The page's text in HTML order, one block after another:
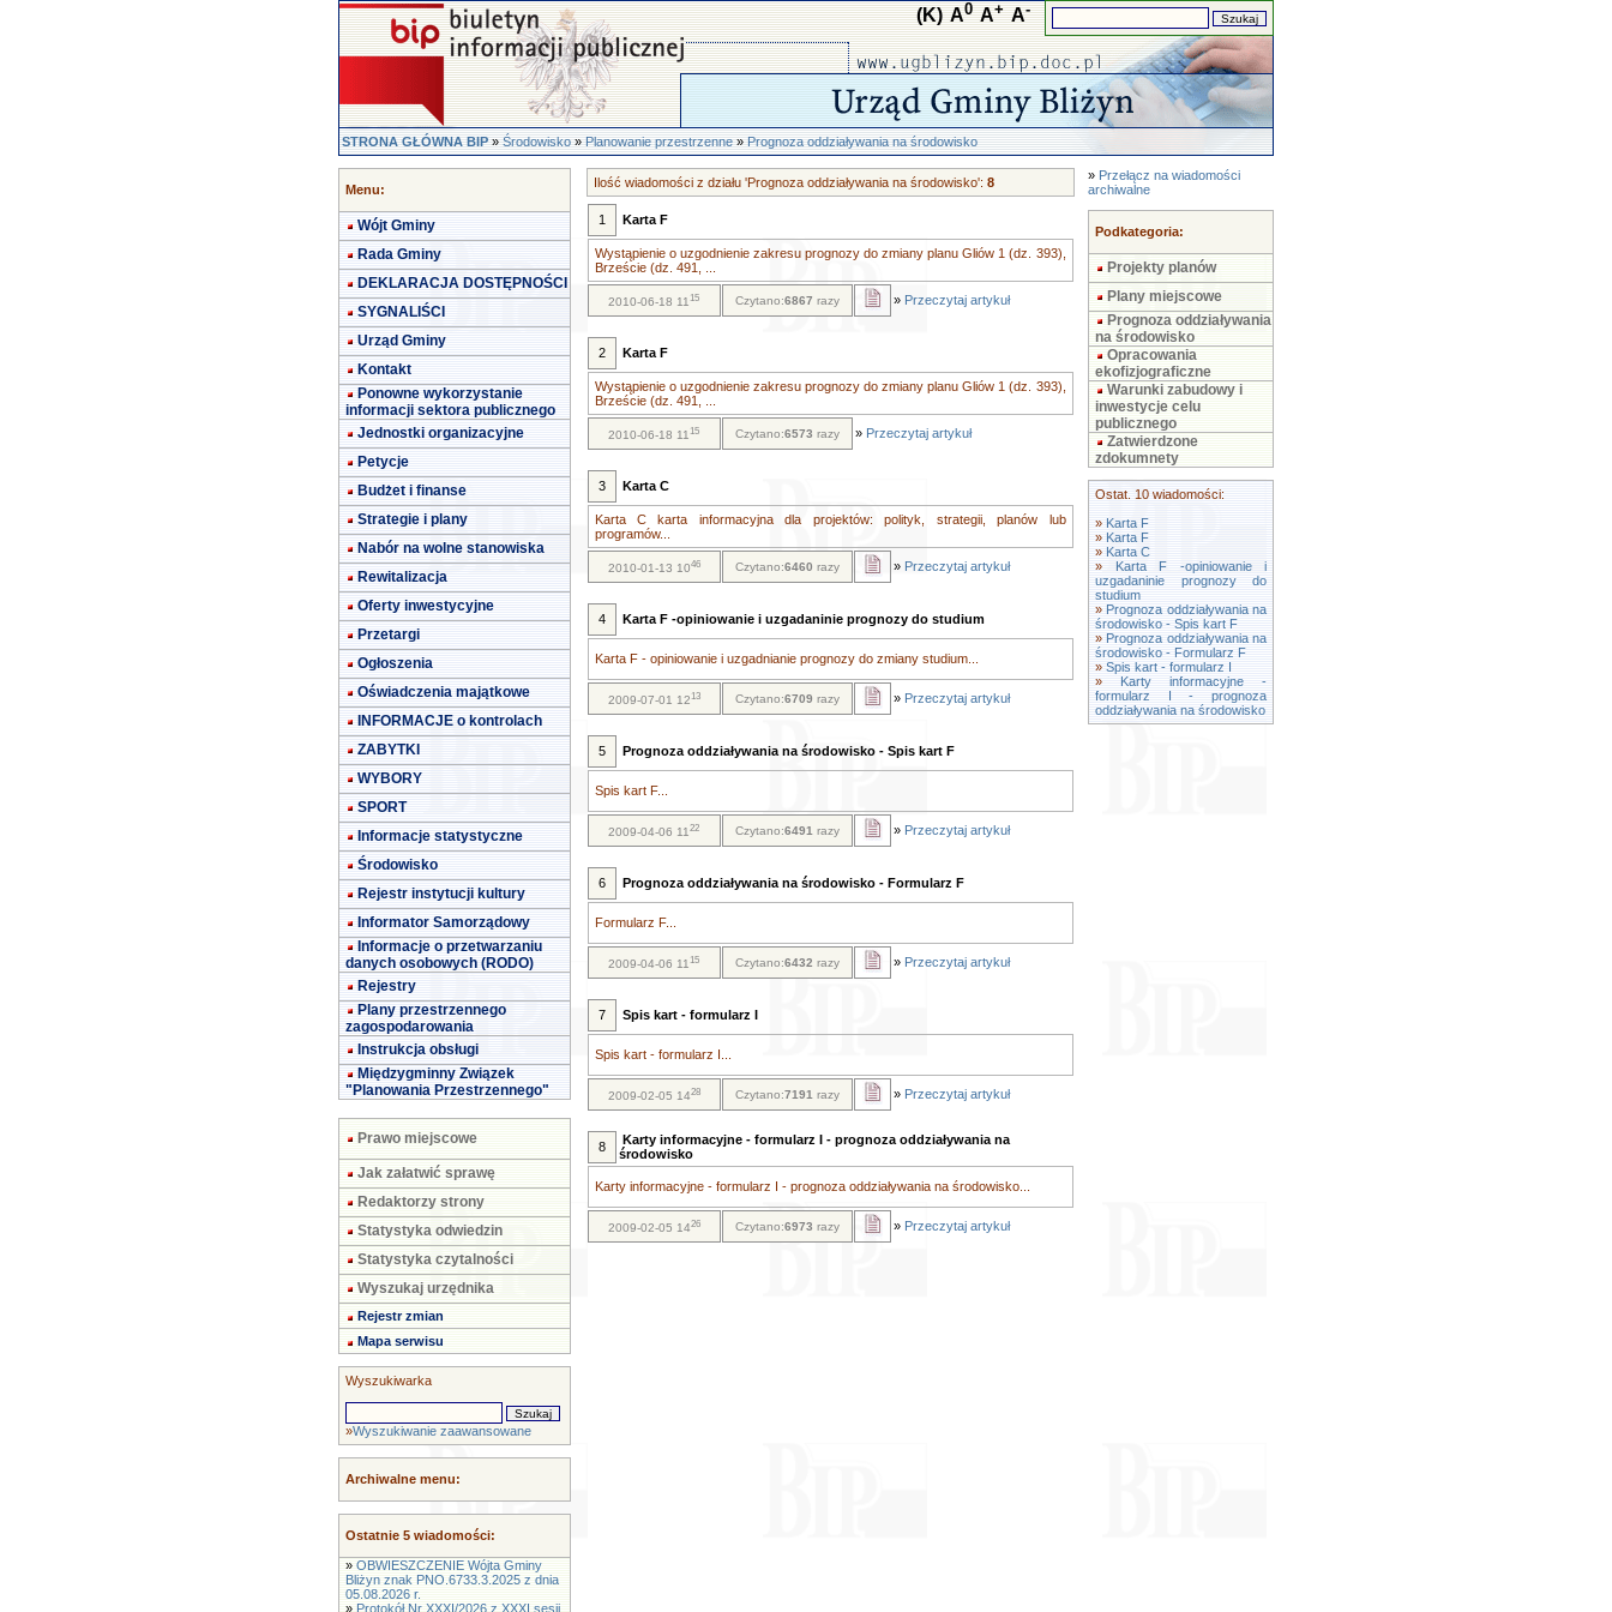
(K) A0 A+ A-
STRONA GŁÓWNA BIP»Środowisko»Planowanie przestrzenne»Prognoza oddziaływania na środowisko
Menu:
Wójt Gminy
Rada Gminy
DEKLARACJA DOSTĘPNOŚCI
SYGNALIŚCI
Urząd Gminy
Kontakt
Ponowne wykorzystanie
informacji sektora publicznego
Jednostki organizacyjne
Petycje
Budżet i finanse
Strategie i plany
Nabór na wolne stanowiska
Rewitalizacja
Oferty inwestycyjne
Przetargi
Ogłoszenia
Oświadczenia majątkowe
INFORMACJE o kontrolach
ZABYTKI
WYBORY
SPORT
Informacje statystyczne
Środowisko
Rejestr instytucji kultury
Informator Samorządowy
Informacje o przetwarzaniu
danych osobowych (RODO)
Rejestry
Plany przestrzennego
zagospodarowania
Instrukcja obsługi
Międzygminny Związek
"Planowania Przestrzennego"
Prawo miejscowe
Jak załatwić sprawę
Redaktorzy strony
Statystyka odwiedzin
Statystyka czytalności
Wyszukaj urzędnika
Rejestr zmian
Mapa serwisu
Wyszukiwarka
»Wyszukiwanie zaawansowane
Archiwalne menu:
Ostatnie 5 wiadomości:
» OBWIESZCZENIE Wójta Gminy
Bliżyn znak PNO.6733.3.2025 z dnia
05.08.2026 r.
» Protokół Nr XXXI/2026 z XXXI sesji
Ilość wiadomości z działu 'Prognoza oddziaływania na środowisko': 8
1 Karta F
Wystąpienie o uzgodnienie zakresu prognozy do zmiany planu Gliów 1 (dz. 393),
Brzeście (dz. 491, ...
2010-06-18 1115 Czytano:6867 razy » Przeczytaj artykuł
2 Karta F
Wystąpienie o uzgodnienie zakresu prognozy do zmiany planu Gliów 1 (dz. 393),
Brzeście (dz. 491, ...
2010-06-18 1115 Czytano:6573 razy » Przeczytaj artykuł
3 Karta C
Karta C karta informacyjna dla projektów: polityk, strategii, planów lub
programów...
2010-01-13 1046 Czytano:6460 razy » Przeczytaj artykuł
4 Karta F -opiniowanie i uzgadaninie prognozy do studium
Karta F - opiniowanie i uzgadnianie prognozy do zmiany studium...
2009-07-01 1213 Czytano:6709 razy » Przeczytaj artykuł
5 Prognoza oddziaływania na środowisko - Spis kart F
Spis kart F...
2009-04-06 1122 Czytano:6491 razy » Przeczytaj artykuł
6 Prognoza oddziaływania na środowisko - Formularz F
Formularz F...
2009-04-06 1115 Czytano:6432 razy » Przeczytaj artykuł
7 Spis kart - formularz I
Spis kart - formularz I...
2009-02-05 1428 Czytano:7191 razy » Przeczytaj artykuł
8
Karty informacyjne - formularz I - prognoza oddziaływania na
środowisko
Karty informacyjne - formularz I - prognoza oddziaływania na środowisko...
2009-02-05 1426 Czytano:6973 razy » Przeczytaj artykuł
» Przełącz na wiadomości
archiwalne
Podkategoria:
Projekty planów
Plany miejscowe
Prognoza oddziaływania
na środowisko
Opracowania
ekofizjograficzne
Warunki zabudowy i
inwestycje celu
publicznego
Zatwierdzone
zdokumnety
Ostat. 10 wiadomości:
» Karta F
» Karta F
» Karta C
»
Karta F -opiniowanie i
uzgadaninie prognozy do
studium
» Prognoza oddziaływania na
środowisko - Spis kart F
» Prognoza oddziaływania na
środowisko - Formularz F
» Spis kart - formularz I
» Karty informacyjne -
formularz I - prognoza
oddziaływania na środowisko